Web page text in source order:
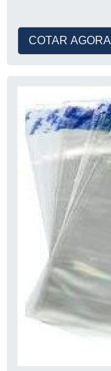
COTAR AGORA